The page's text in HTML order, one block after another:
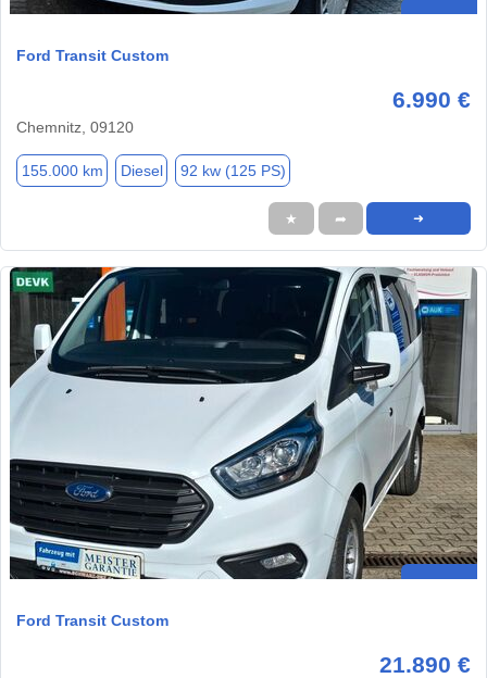
Ford Transit Custom
6.990 €
Chemnitz, 09120
155.000 km Diesel 92 kw (125 PS)
★ ➦ ➜
Ford Transit Custom
21.890 €